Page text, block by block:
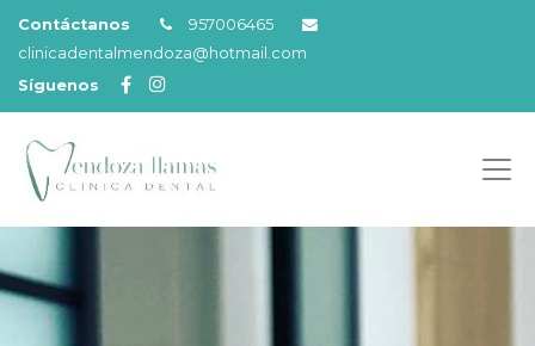
Contáctanos
957006465
clinicadentalmendoza@hotmail.com
Síguenos